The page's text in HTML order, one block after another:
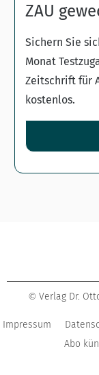
ZAU
Sichern Sie
Monat
Zeitschrift für
kostenlos.
© Verlag Dr.
Impressum
Abo